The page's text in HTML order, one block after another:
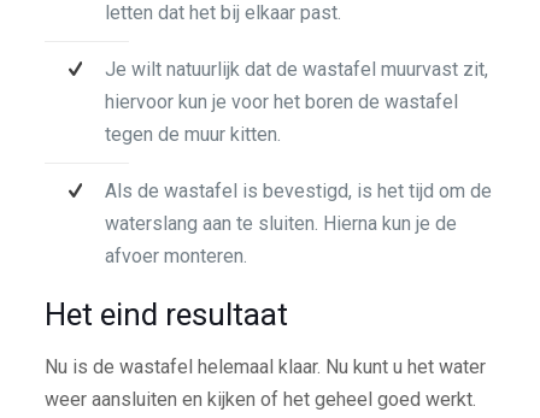
letten dat het bij elkaar past.
Je wilt natuurlijk dat de wastafel muurvast zit,
hiervoor kun je voor het boren de wastafel
tegen de muur kitten.
Als de wastafel is bevestigd, is het tijd om de
waterslang aan te sluiten. Hierna kun je de
afvoer monteren.
Het eind resultaat
Nu is de wastafel helemaal klaar. Nu kunt u het water
weer aansluiten en kijken of het geheel goed werkt.